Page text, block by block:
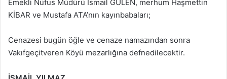
Emekli Nüfus Müdürü İsmail GÜLEN, merhum Haşmettin
KİBAR ve Mustafa ATA’nın kayınbabaları;
Cenazesi bugün öğle ve cenaze namazından sonra
Vakıfgeçitveren Köyü mezarlığına defnedilecektir.